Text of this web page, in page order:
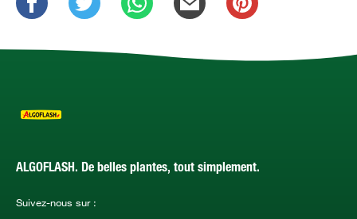
ALGOFLASH. De belles plantes, tout simplement.
Suivez-nous sur :